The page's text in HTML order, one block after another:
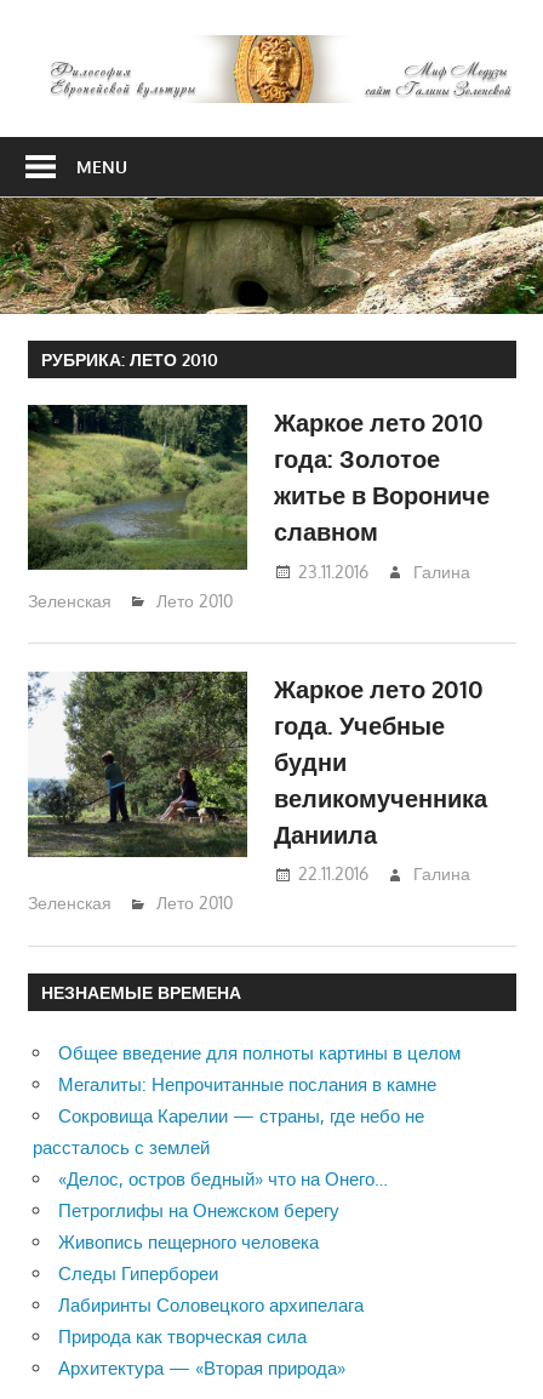
content
Европейской
MENU
РУБРИКА: ЛЕТО 2010
Жаркое лето 2010
года: Золотое
житье в Ворониче
славном
23.11.2016
Галина
Зеленская
Лето 2010
Жаркое лето 2010
года. Учебные
будни
великомученника
Даниила
22.11.2016
Галина
Зеленская
Лето 2010
НЕЗНАЕМЫЕ ВРЕМЕНА
Общее введение для полноты картины в целом
Мегалиты: Непрочитанные послания в камне
Сокровища Карелии — страны, где небо не
рассталось с землей
«Делос, остров бедный» что на Онего…
Петроглифы на Онежском берегу
Живопись пещерного человека
Следы Гипербореи
Лабиринты Соловецкого архипелага
Природа как творческая сила
Архитектура — «Вторая природа»